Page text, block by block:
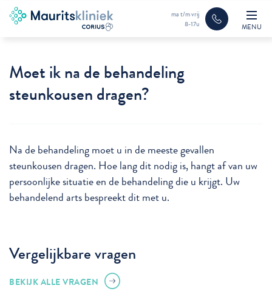
ma t/m vrij
8-17u
MENU
Moet ik na de behandeling
steunkousen dragen?
Na de behandeling moet u in de meeste gevallen
steunkousen dragen. Hoe lang dit nodig is, hangt af van uw
persoonlijke situatie en de behandeling die u krijgt. Uw
behandelend arts bespreekt dit met u.
Vergelijkbare vragen
BEKIJK ALLE VRAGEN